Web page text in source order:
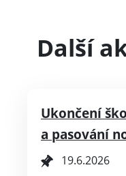
Další
Ukončení
a pasování
19.6.2026